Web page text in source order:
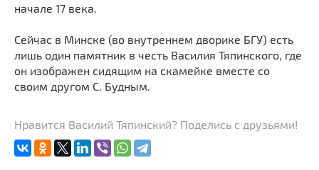
начале 17 века.
Сейчас в Минске (во внутреннем дворике БГУ) есть
лишь один памятник в честь Василия Тяпинского, где
он изображен сидящим на скамейке вместе со
своим другом С. Будным.
Нравится Василий Тяпинский? Поделись с друзьями!